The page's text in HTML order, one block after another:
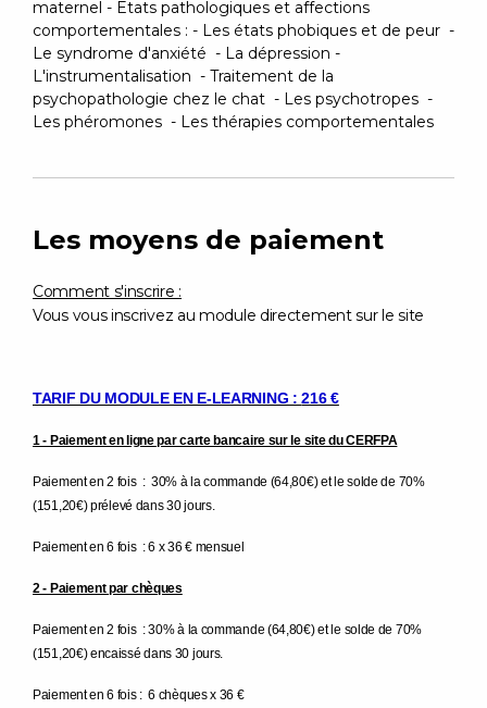
maternel - Etats pathologiques et affections
comportementales : - Les états phobiques et de peur -
Le syndrome d'anxiété - La dépression -
L'instrumentalisation - Traitement de la
psychopathologie chez le chat - Les psychotropes -
Les phéromones - Les thérapies comportementales
Les moyens de paiement
Comment s'inscrire :
Vous vous inscrivez au module directement sur le site
TARIF DU MODULE EN E-LEARNING :216 €
1 - Paiement en ligne par carte bancaire sur le site du CERFPA
Paiement en 2 fois : 30% à la commande (64,80€) et le solde de 70%
(151,20€) prélevé dans 30 jours.
Paiement en 6 fois : 6 x 36 € mensuel
2 - Paiement par chèques
Paiement en 2 fois : 30% à la commande (64,80€) et le solde de 70%
(151,20€) encaissé dans 30 jours.
Paiement en 6 fois : 6 chèques x 36 €